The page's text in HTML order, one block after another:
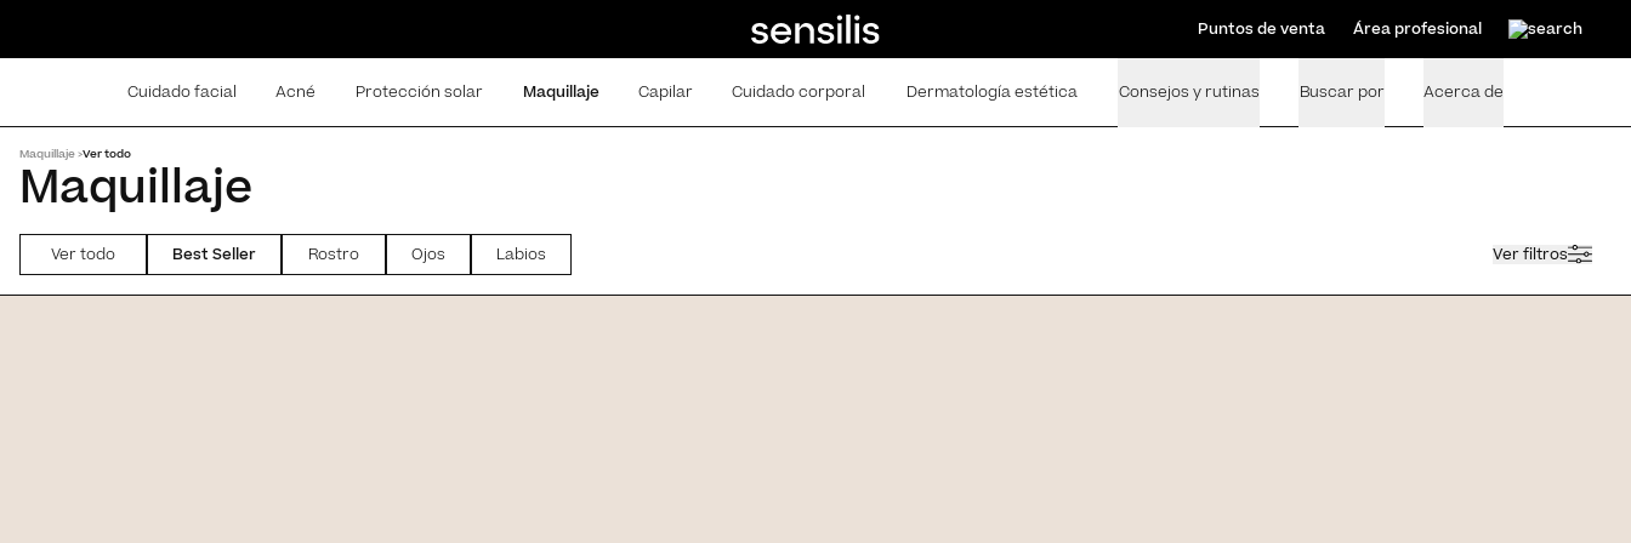
Puntos de venta Área profesional
Cuidado facial Acné Protección solar Maquillaje Capilar Cuidado corporal Dermatología estética Consejos y rutinas Buscar por Acerca de
Maquillaje >Ver todo
Maquillaje
Ver todo Best Seller Rostro Ojos Labios Ver filtros